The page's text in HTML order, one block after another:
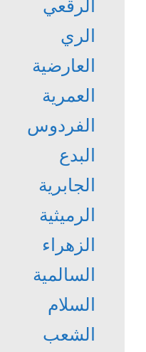
الرقعي
الري
العارضية
العمرية
الفردوس
البدع
الجابرية
الرميثية
الزهراء
السالمية
السلام
الشعب